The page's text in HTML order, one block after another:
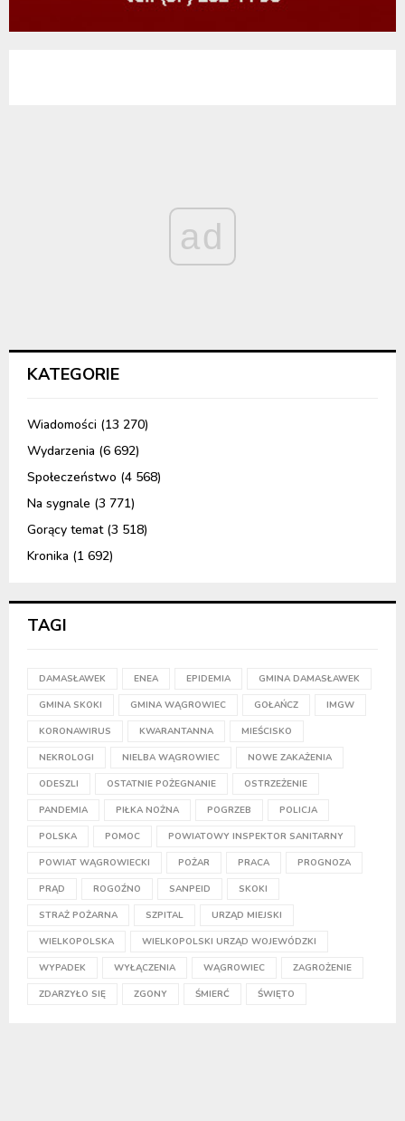
ad
KATEGORIE
Wiadomości (13 270)
Wydarzenia (6 692)
Społeczeństwo (4 568)
Na sygnale (3 771)
Gorący temat(3 518)
Kronika (1 692)
TAGI
DAMASŁAWEK ENEA EPIDEMIA GMINA DAMASŁAWEK
GMINA SKOKI GMINA WĄGROWIEC GOŁAŃCZ IMGW
KORONAWIRUS KWARANTANNA MIEŚCISKO
NEKROLOGI NIELBA WĄGROWIEC NOWE ZAKAŻENIA
ODESZLI OSTATNIE POŻEGNANIE OSTRZEŻENIE
PANDEMIA PIŁKA NOŻNA POGRZEB POLICJA
POLSKA POMOC POWIATOWY INSPEKTOR SANITARNY
POWIAT WĄGROWIECKI POŻAR PRACA PROGNOZA
PRĄD ROGOŹNO SANPEID SKOKI
STRAŻ POŻARNA SZPITAL URZĄD MIEJSKI
WIELKOPOLSKA WIELKOPOLSKI URZĄD WOJEWÓDZKI
WYPADEK WYŁĄCZENIA WĄGROWIEC ZAGROŻENIE
ZDARZYŁO SIĘ ZGONY ŚMIERĆ ŚWIĘTO